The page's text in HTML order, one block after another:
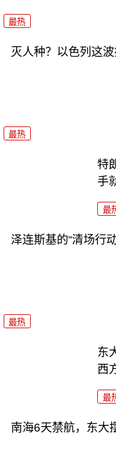
最热
灭人种？以色列这
最热
特
手
最
泽连斯基的“清场行
最热
东
西
最
南海6天禁航，东大